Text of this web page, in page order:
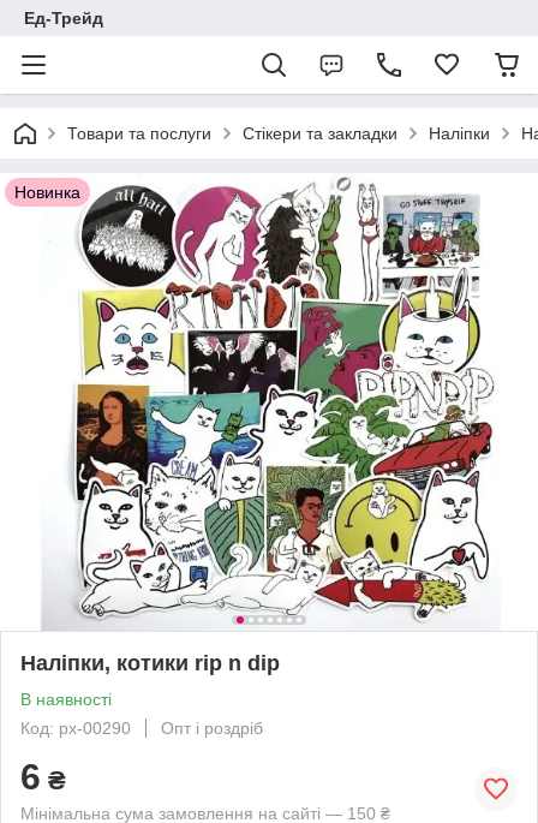
Ед-Трейд
Товари та послуги Стікери та закладки Наліпки
Новинка
Наліпки, котики rip n dip
В наявності
Код: px-00290
Опт і роздріб
6 ₴
Мінімальна сума замовлення на сайті — 150 ₴